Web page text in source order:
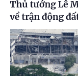
Thủ tướng Lê
về trận động